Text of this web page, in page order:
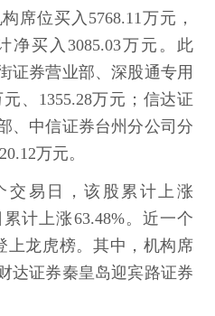
席位买入5768.11万元，
净买入3085.03万元。此
证券营业部、深股通专用
、1355.28万元；信达证
、中信证券台州分公司分
万元。
交易日，该股累计上涨
计上涨63.48%。近一个
上龙虎榜。其中，机构席
达证券秦皇岛迎宾路证券